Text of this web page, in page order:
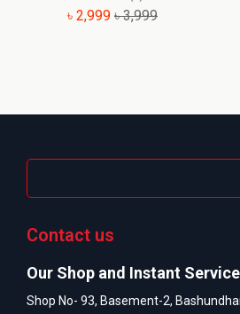
৳ 2,999 ৳ 3,999
Contact us
Our Shop and Instant
Shop No- 93, Basement-2,